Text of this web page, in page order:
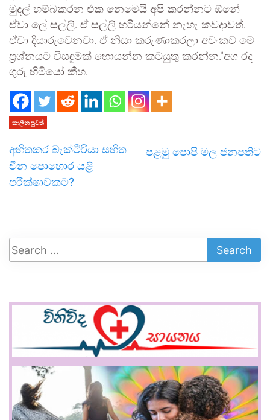
මුදල් හම්බකරන එක නෙමෙයි අපි කරන්නට ඕනේ
ඒවා ලේ සල්ලි. ඒ සල්ලි හරියන්නේ නැහැ කවදාවත්.
ඒවා දියාරුවෙනවා. ඒ නිසා කරුණාකරලා අවංකව මේ
ප්‍රශ්නයට විසඳුමක් හොයන්න කටයුතු කරන්න.”අග රද
ගුරු හිමියෝ කීහ.
කාලීන පුවත්
අහිතකර බැක්ටීරියා සහිත
චීන පොහොර යළි
පරීක්ෂාවකට?
පළමු පොපි මල ජනපතිට